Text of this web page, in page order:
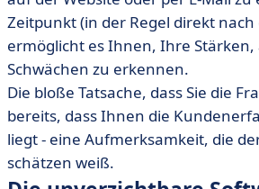
Zeitpunkt (in der Regel direkt
ermöglicht es Ihnen, Ihre
Schwächen zu erkennen.
Die bloße Tatsache, dass Sie die
bereits, dass Ihnen die
liegt - eine Aufmerksamkeit, die
schätzen weiß.